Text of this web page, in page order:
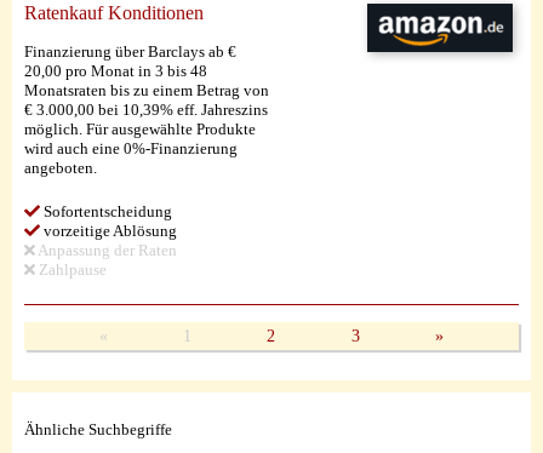
Ratenkauf Konditionen
Finanzierung über Barclays ab €
20,00 pro Monat in 3 bis 48
Monatsraten bis zu einem Betrag von
€ 3.000,00 bei 10,39% eff. Jahreszins
möglich. Für ausgewählte Produkte
wird auch eine 0%-Finanzierung
angeboten.
Sofortentscheidung
vorzeitige Ablösung
Anpassung der Raten
Zahlpause
« 1 2 3 »
Ähnliche Suchbegriffe